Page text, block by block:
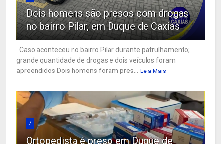
Dois homens são presos com drogas
no bairro Pilar, em Duque de Caxias
Caso aconteceu no bairro Pilar durante patrulhamento;
grande quantidade de drogas e dois veículos foram
apreendidos Dois homens foram pres...
Leia Mais
7
Ortopedista é preso em Duque de